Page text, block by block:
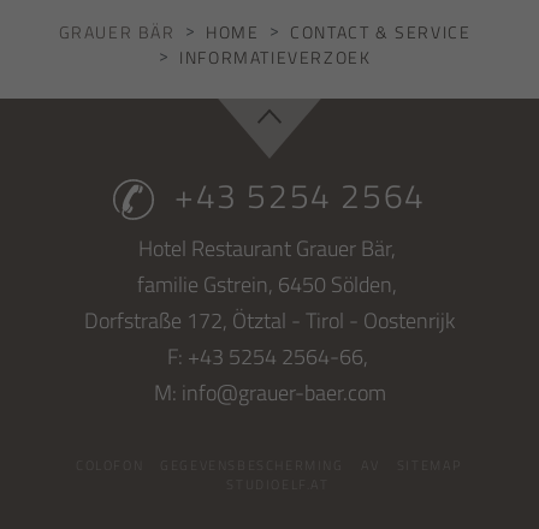
GRAUER BÄR HOME
CONTACT & SERVICE
INFORMATIEVERZOEK
+43 5254 2564
Hotel Restaurant Grauer Bär,
familie Gstrein, 6450 Sölden,
Dorfstraße 172, Ötztal - Tirol - Oostenrijk
F: +43 5254 2564-66,
M: info@grauer-baer.com